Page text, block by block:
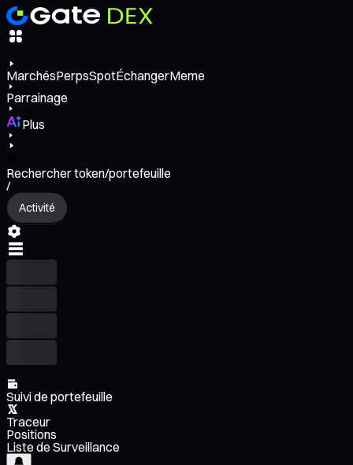
MarchésPerpsSpotÉchangerMeme
Parrainage
Plus
Rechercher token/portefeuille
/
Activité
Suivi de portefeuille
Traceur
Positions
Liste de Surveillance